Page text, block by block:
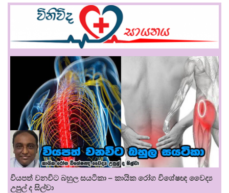
වියපත් වනවිට බහුල සයටිකා – කායික රෝග විශේෂඥ වෛද්‍ය
උපුල් ද සිල්වා